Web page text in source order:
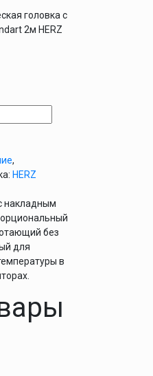
головка с
2м HERZ
,
HERZ
накладным
без
для
в